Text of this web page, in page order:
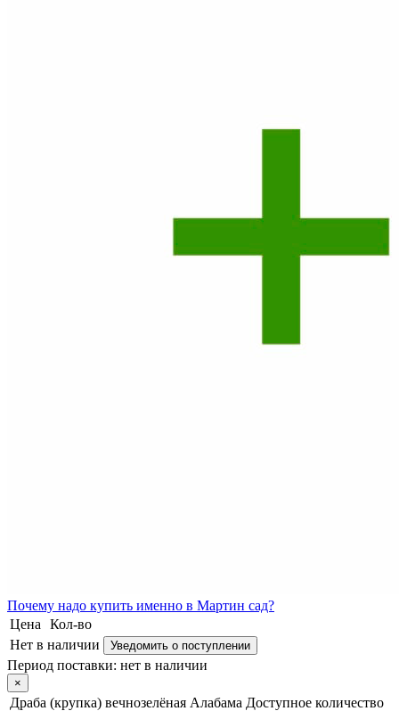
Почему надо купить именно в Мартин сад?
Цена
Кол-во
Нет в наличии
Уведомить о поступлении
Период поставки: нет в наличии
×
Драба (крупка) вечнозелёная Алабама Доступное количество